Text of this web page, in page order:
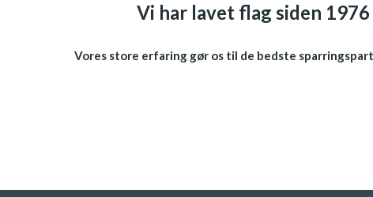
Vi har lavet flag siden
Vores store erfaring gør os til de bedste